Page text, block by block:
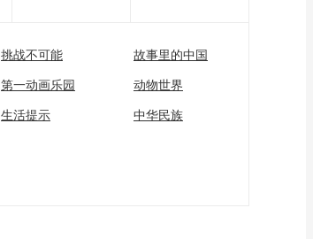
挑战不可能 故事里的中国
第一动画乐园 动物世界
生活提示 中华民族